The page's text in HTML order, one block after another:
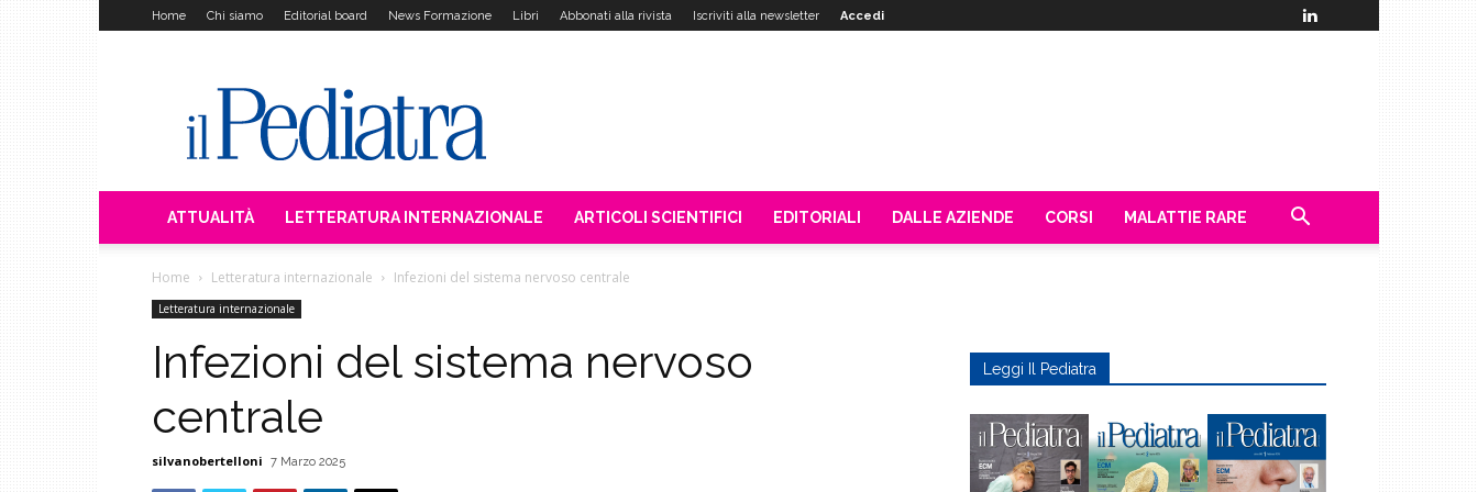
Home Chi siamo Editorial board News Formazione Libri Abbonati alla rivista Iscriviti alla newsletter Accedi
Pediatra
ATTUALITÀ LETTERATURA INTERNAZIONALE ARTICOLI SCIENTIFICI EDITORIALI DALLE AZIENDE CORSI MALATTIE RARE
Home Letteratura internazionale Infezioni del sistema nervoso centrale
Letteratura internazionale
Infezioni del sistema nervoso
centrale
silvanobertelloni 7 Marzo 2025
Leggi Il Pediatra